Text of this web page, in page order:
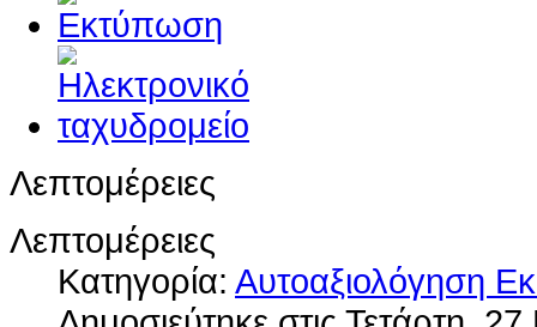
Λεπτομέρειες
Λεπτομέρειες
Κατηγορία: Αυτοαξιολόγηση